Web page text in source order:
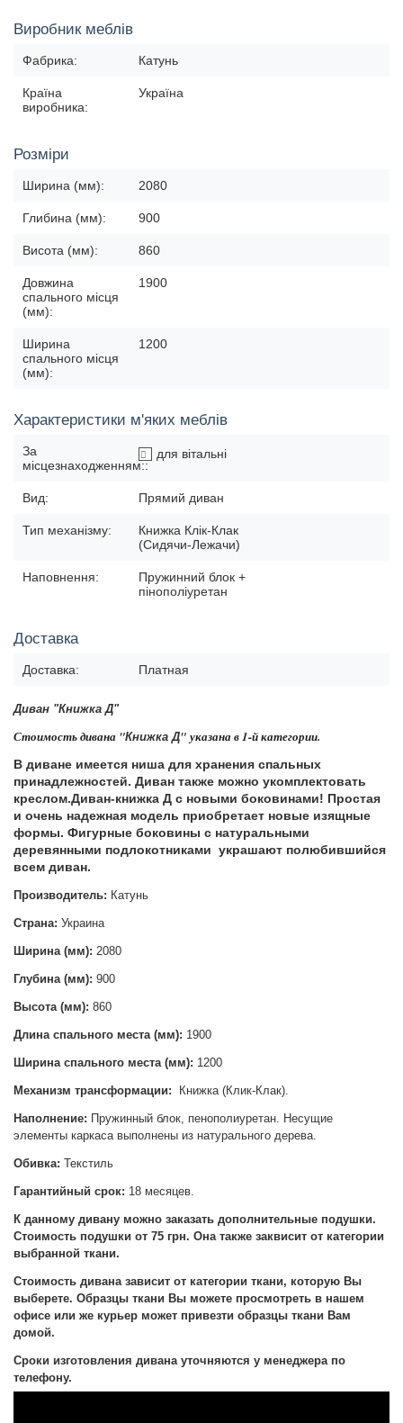
Виробник меблів
Фабрика: Катунь
Країна
виробника:
Україна
Розміри
Ширина (мм): 2080
Глибина (мм): 900
Висота (мм): 860
Довжина
спального місця
(мм):
1900
Ширина
спального місця
(мм):
1200
Характеристики м'яких меблів
За
місцезнаходженням::
для вітальні
Вид: Прямий диван
Тип механізму:
Книжка Клік-Клак
(Сидячи-Лежачи)
Наповнення:
Пружинний блок +
пінополіуретан
Доставка
Доставка: Платная
Диван "Книжка Д"
Стоимость дивана "Книжка Д" указана в 1-й категории.
В диване имеется ниша для хранения спальных
принадлежностей. Диван также можно укомплектовать
креслом.Диван-книжка Д с новыми боковинами! Простая
и очень надежная модель приобретает новые изящные
формы. Фигурные боковины с натуральными
деревянными подлокотниками украшают полюбившийся
всем диван.
Производитель: Катунь
Страна: Украина
Ширина (мм): 2080
Глубина (мм): 900
Высота (мм): 860
Длина спального места (мм): 1900
Ширина спального места (мм): 1200
Механизм трансформации: Книжка (Клик-Клак).
Наполнение: Пружинный блок, пенополиуретан. Несущие
элементы каркаса выполнены из натурального дерева.
Обивка: Текстиль
Гарантийный срок: 18 месяцев.
К данному дивану можно заказать дополнительные подушки.
Стоимость подушки от 75 грн. Она также заквисит от категории
выбранной ткани.
Стоимость дивана зависит от категории ткани, которую Вы
выберете. Образцы ткани Вы можете просмотреть в нашем
офисе или же курьер может привезти образцы ткани Вам
домой.
Сроки изготовления дивана уточняются у менеджера по
телефону.